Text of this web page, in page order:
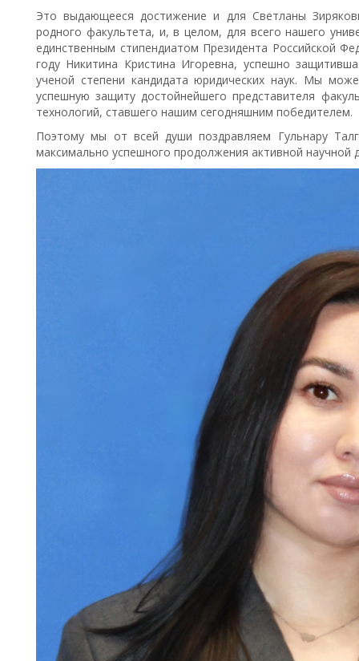
Это выдающееся достижение и для Светланы
родного факультета, и, в целом, для всего нашего
единственным стипендиатом Президента Российской
году Никитина Кристина Игоревна, успешно
ученой степени кандидата юридических наук. Мы
успешную защиту достойнейшего представителя
технологий, ставшего нашим сегодняшним победителем.
Поэтому мы от всей души поздравляем Гульнару
максимально успешного продолжения активной научной